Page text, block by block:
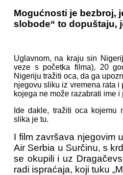
Mogućnosti je bezbroj,
slobode“ to dopuštaju,
Uglavnom, na kraju sin
veze s početka filma), 20
Nigeriju tražiti oca, da ga
njegovu sliku iz vremena rata
kojega ne može razabrati ime i
Ide dakle, tražiti oca
slika je tu.
I film završava njegovim
Air Serbia u Surčinu, s
se okupili i uz
radi ispraćaja, koji tuku